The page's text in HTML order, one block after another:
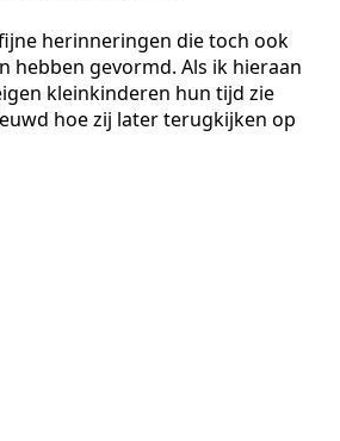
herinneringen die toch ook
hebben gevormd. Als ik hieraan
kleinkinderen hun tijd zie
hoe zij later terugkijken op